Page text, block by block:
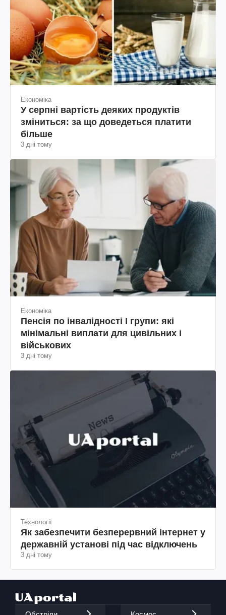
Економіка
У серпні вартість деяких продуктів
зміниться: за що доведеться платити
більше
3 дні тому
Економіка
Пенсія по інвалідності I групи: які
мінімальні виплати для цивільних і
військових
3 дні тому
Технології
Як забезпечити безперервний інтернет у
державній установі під час відключень
3 дні тому